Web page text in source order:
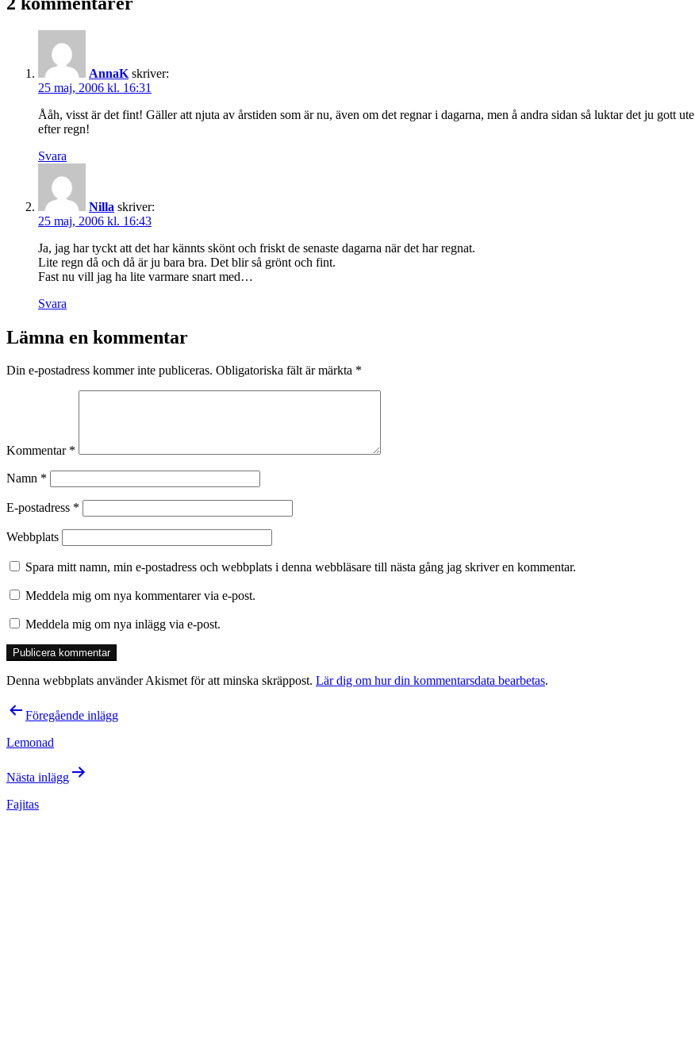
AnnaK skriver:
25 maj, 2006 kl. 16:31
Ååh, visst är det fint! Gäller att njuta av årstiden som är nu, även om det regnar i dagarna, men å andra sidan så luktar det ju gott ute
efter regn!
Svara
Nilla skriver:
25 maj, 2006 kl. 16:43
Ja, jag har tyckt att det har kännts skönt och friskt de senaste dagarna när det har regnat.
Lite regn då och då är ju bara bra. Det blir så grönt och fint.
Fast nu vill jag ha lite varmare snart med…
Svara
Lämna en kommentar
Din e-postadress kommer inte publiceras. Obligatoriska fält är märkta *
Kommentar *
Namn *
E-postadress *
Webbplats
Spara mitt namn, min e-postadress och webbplats i denna webbläsare till nästa gång jag skriver en kommentar.
Meddela mig om nya kommentarer via e-post.
Meddela mig om nya inlägg via e-post.
Denna webbplats använder Akismet för att minska skräppost. Lär dig om hur din kommentarsdata bearbetas.
Inläggsnavigering
Föregående inlägg
Lemonad
Nästa inlägg
Fajitas